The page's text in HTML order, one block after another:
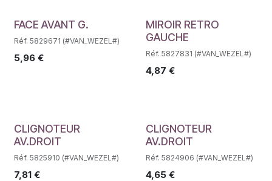
Déstockage
FACE AVANT G.
Réf. 5829671 (#VAN_WEZEL#)
5,96 €
Déstockage
MIROIR RETRO
GAUCHE
Réf. 5827831 (#VAN_WEZEL#)
4,87 €
Déstockage
CLIGNOTEUR
AV.DROIT
Réf. 5825910 (#VAN_WEZEL#)
7,81 €
Déstockage
CLIGNOTEUR
AV.DROIT
Réf. 5824906 (#VAN_WEZEL#)
4,65€